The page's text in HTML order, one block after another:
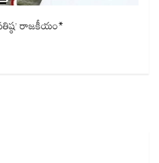
రాజకీయం*